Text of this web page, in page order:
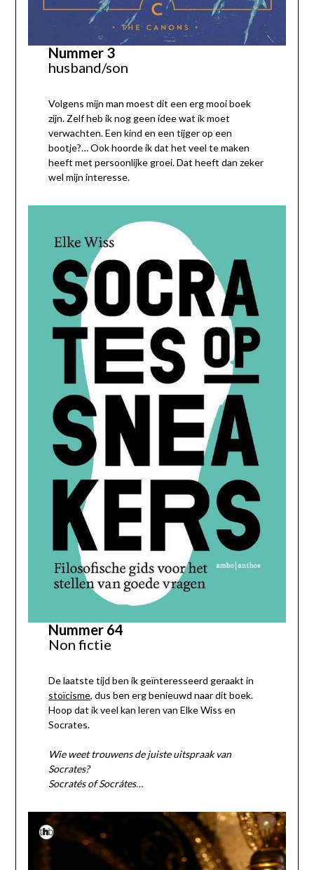
Nummer 3
husband/son
Volgens mijn man moest dit een erg mooi boek
zijn. Zelf heb ik nog geen idee wat ik moet
verwachten. Een kind en een tijger op een
bootje?… Ook hoorde ik dat het veel te maken
heeft met persoonlijke groei. Dat heeft dan zeker
wel mijn interesse.
Nummer 64
Non fictie
De laatste tijd ben ik geïnteresseerd geraakt in
stoïcisme, dus ben erg benieuwd naar dit boek.
Hoop dat ik veel kan leren van Elke Wiss en
Socrates.
Wie weet trouwens de juiste uitspraak van
Socrates?
Socratés of Socrátes…